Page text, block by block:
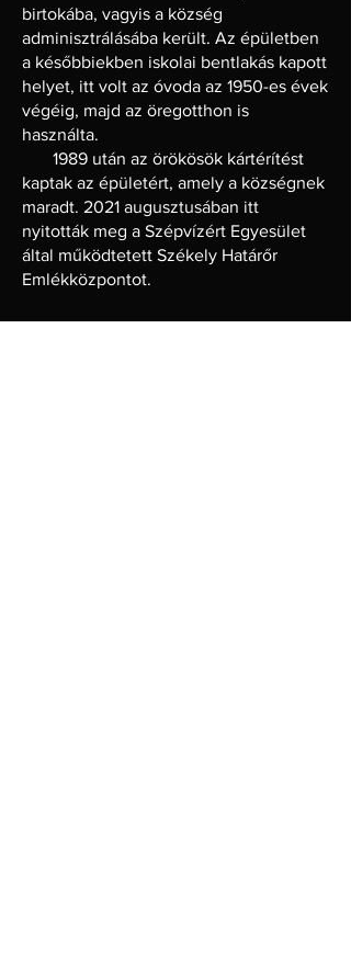
birtokába, vagyis a község
adminisztrálásába került. Az épületben
a későbbiekben iskolai bentlakás kapott
helyet, itt volt az óvoda az 1950-es évek
végéig, majd az öregotthon is
használta.
1989 után az örökösök kártérítést
kaptak az épületért, amely a községnek
maradt. 2021 augusztusában itt
nyitották meg a Szépvízért Egyesület
által működtetett Székely Határőr
Emlékközpontot.